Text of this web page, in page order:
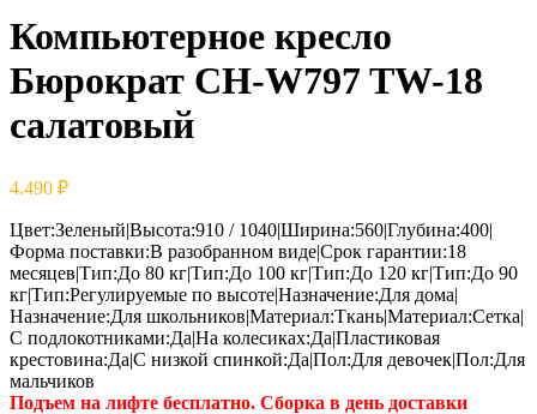
Компьютерное кресло
Бюрократ CH-W797 TW-18
салатовый
4.490 ₽
Цвет:Зеленый|Высота:910 / 1040|Ширина:560|Глубина:400|
Форма поставки:В разобранном виде|Срок гарантии:18
месяцев|Тип:До 80 кг|Тип:До 100 кг|Тип:До 120 кг|Тип:До 90
кг|Тип:Регулируемые по высоте|Назначение:Для дома|
Назначение:Для школьников|Материал:Ткань|Материал:Сетка|
С подлокотниками:Да|На колесиках:Да|Пластиковая
крестовина:Да|С низкой спинкой:Да|Пол:Для девочек|Пол:Для
мальчиков
Подъем на лифте бесплатно. Сборка в день доставки